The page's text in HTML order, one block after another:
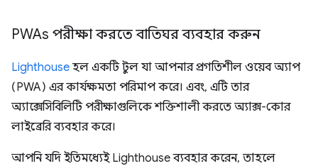
PWAs পরীক্ষা করতে বাতিঘর ব্যবহার করুন
Lighthouse হল একটি টুল যা আপনার প্রগতিশীল ওয়েব অ্যাপ
(PWA) এর কার্যক্ষমতা পরিমাপ করে। এবং, এটি তার
অ্যাক্সেসিবিলিটি পরীক্ষাগুলিকে শক্তিশালী করতে অ্যাক্স-কোর
লাইব্রেরি ব্যবহার করে।
আপনি যদি ইতিমধ্যেই Lighthouse ব্যবহার করেন, তাহলে